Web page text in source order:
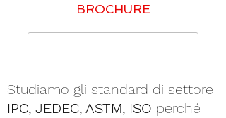
BROCHURE
Studiamo gli standard di settore
IPC, JEDEC, ASTM, ISO perché